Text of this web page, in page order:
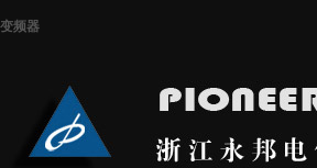
变频器